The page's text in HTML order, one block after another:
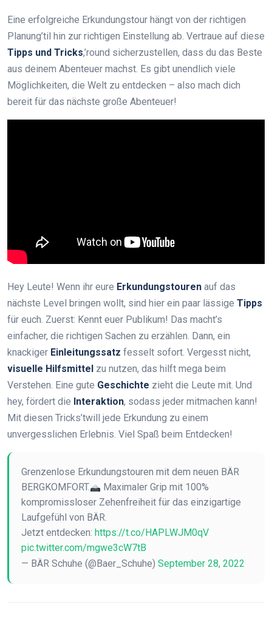
Eine erfolgreiche Erkundungstour hängt von der richtigen
Planung’til hin zur richtigen Einstellung ab. Vertraue auf diese
Tipps und Tricks,’round sicherzustellen, dass du das Beste
aus deinem Abenteuer machst. Es gibt unendlich viele
Möglichkeiten, die Welt zu entdecken – also mach dich
bereit für das nächste große Abenteuer!
Hey Leute! Wenn ihr eure Erkundungstouren auf das
nächste Level bringen wollt, sind hier ein paar lässige Tipps
für euch. Zuerst: Kennt euer Publikum! Das macht’s
einfacher, die richtigen Sachen zu erzählen. Dann, ein
knackiger Einleitungssatz fesselt sofort. Vergesst nicht,
visuelle Hilfsmittel zu nutzen, das hilft mega beim
Verstehen. Eine gute Geschichte zieht die Leute mit. Und
hey, fördert die Interaktion, sodass jeder mitmachen kann!
Mit diesen Tricks’twill jede Erkundung zu einem
unvergesslichen Erlebnis. Viel Spaß beim Entdecken!
Grenzenlose Erkundungstouren mit dem neuen BÄR
BERGKOMFORT.
Maximaler Grip mit 100%
kompromissloser Zehenfreiheit für das einzigartige
Laufgefühl von BÄR.
Jetzt entdecken: https://t.co/HAPLWJM0qV
pic.twitter.com/mgwe3cW7tB
— BÄR Schuhe (@Baer_Schuhe) September 28, 2022